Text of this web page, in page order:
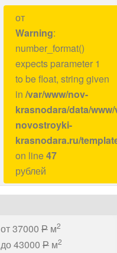
от
Warning:
number_format()
expects parameter 1
to be float, string given
in /var/www/nov-
krasnodara/data/
novostroyki-
krasnodara.ru/
on line47
рублей
от 37000 P м2
до 43000 P м2